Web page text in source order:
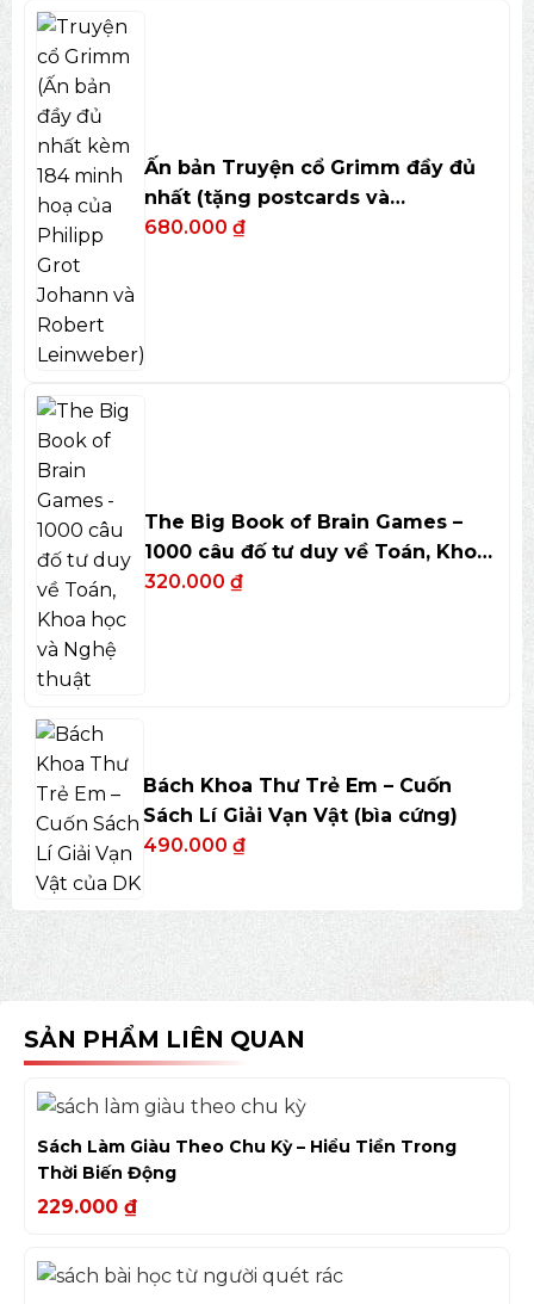
Ấn bản Truyện cổ Grimm đầy đủ
nhất (tặng postcards và
bookmark)
680.000 ₫
The Big Book of Brain Games –
1000 câu đố tư duy về Toán, Khoa
học và Nghệ thuật
320.000 ₫
Bách Khoa Thư Trẻ Em – Cuốn
Sách Lí Giải Vạn Vật (bìa cứng)
490.000 ₫
SẢN PHẨM LIÊN QUAN
Sách Làm Giàu Theo Chu Kỳ – Hiểu Tiền Trong
Thời Biến Động
229.000 ₫